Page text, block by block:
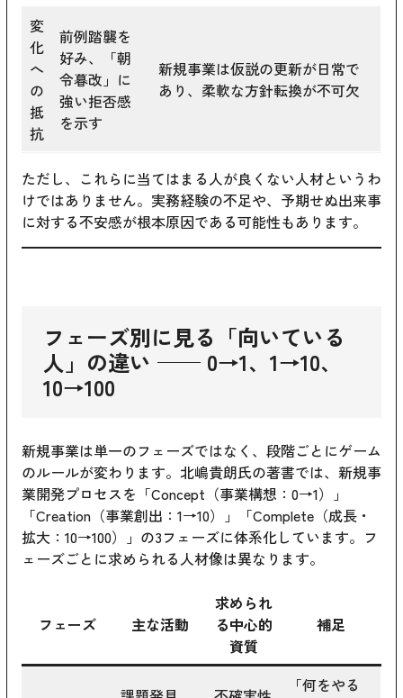
変
化
へ
の
抵
抗
前例踏襲を
好み、「朝
令暮改」に
強い拒否感
を示す
新規事業は仮説の更新が日常で
あり、柔軟な方針転換が不可欠
ただし、これらに当てはまる人が良くない人材というわ
けではありません。実務経験の不足や、予期せぬ出来事
に対する不安感が根本原因である可能性もあります。
フェーズ別に見る「向いている
人」の違い ── 0→1、1→10、
10→100
新規事業は単一のフェーズではなく、段階ごとにゲーム
のルールが変わります。北嶋貴朗氏の著書では、新規事
業開発プロセスを「Concept（事業構想：0→1）」
「Creation（事業創出：1→10）」「Complete（成長・
拡大：10→100）」の3フェーズに体系化しています。フ
ェーズごとに求められる人材像は異なります。
フェーズ 主な活動
求められ
る中心的
資質
補足
「何をやる